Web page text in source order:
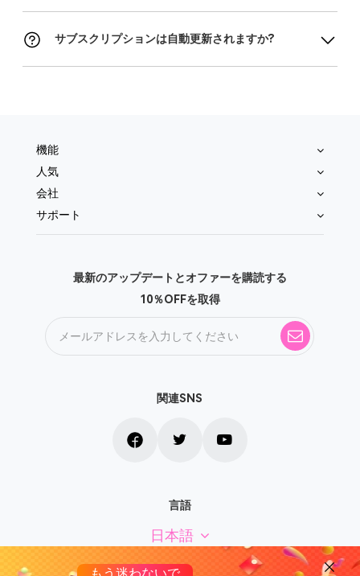
サブスクリプションは自動更新されますか?
機能
人気
会社
サポート
最新のアップデートとオファーを購読する
10％OFFを取得
関連SNS
言語
日本語